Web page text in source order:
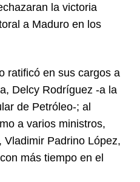
la victoria
a Maduro en los
ratificó en sus cargos a
Delcy Rodríguez -a la
de Petróleo-; al
a varios ministros,
Padrino López,
más tiempo en el